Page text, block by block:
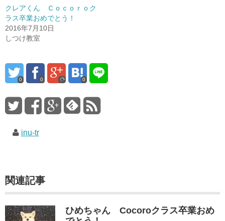
クレアくん Ｃｏｃｏｒｏク
ラス卒業おめでとう！
2016年7月10日
しつけ教室
0 0 0
inu-tr
関連記事
ひめちゃん Cocoroクラス卒業おめ